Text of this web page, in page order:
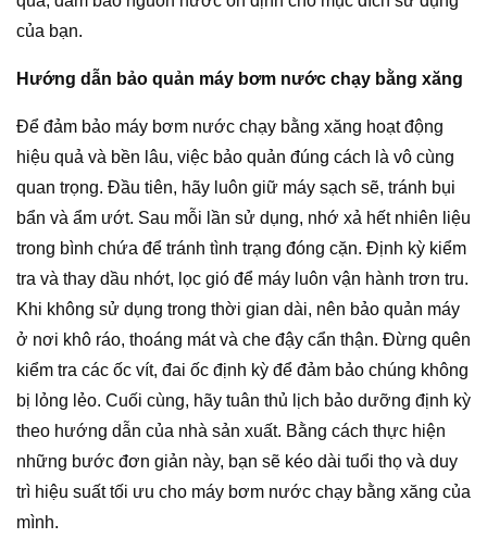
của bạn.
Hướng dẫn bảo quản máy bơm nước chạy bằng xăng
Để đảm bảo máy bơm nước chạy bằng xăng hoạt động
hiệu quả và bền lâu, việc bảo quản đúng cách là vô cùng
quan trọng. Đầu tiên, hãy luôn giữ máy sạch sẽ, tránh bụi
bẩn và ẩm ướt. Sau mỗi lần sử dụng, nhớ xả hết nhiên liệu
trong bình chứa để tránh tình trạng đóng cặn. Định kỳ kiểm
tra và thay dầu nhớt, lọc gió để máy luôn vận hành trơn tru.
Khi không sử dụng trong thời gian dài, nên bảo quản máy
ở nơi khô ráo, thoáng mát và che đậy cẩn thận. Đừng quên
kiểm tra các ốc vít, đai ốc định kỳ để đảm bảo chúng không
bị lỏng lẻo. Cuối cùng, hãy tuân thủ lịch bảo dưỡng định kỳ
theo hướng dẫn của nhà sản xuất. Bằng cách thực hiện
những bước đơn giản này, bạn sẽ kéo dài tuổi thọ và duy
trì hiệu suất tối ưu cho máy bơm nước chạy bằng xăng của
mình.